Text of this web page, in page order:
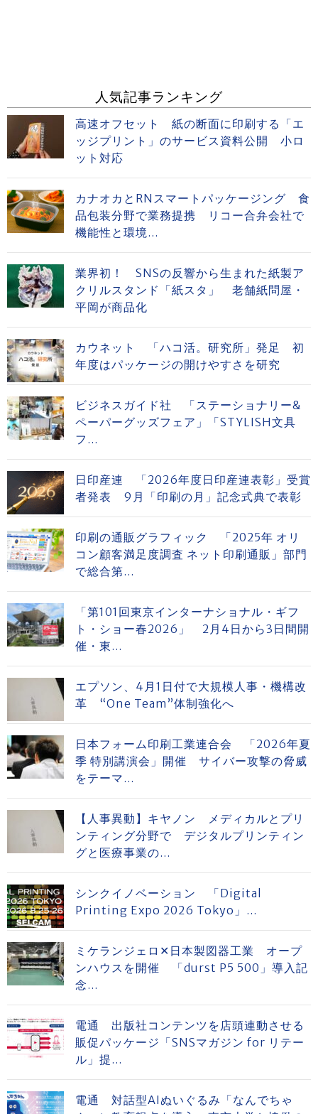
人気記事ランキング
高速オフセット 紙の断面に印刷する「エ
ッジプリント」のサービス資料公開 小ロ
ット対応
カナオカとRNスマートパッケージング 食
品包装分野で業務提携 リコー合弁会社で
機能性と環境...
業界初！ SNSの反響から生まれた紙製ア
クリルスタンド「紙スタ」 老舗紙問屋・
平岡が商品化
カウネット 「ハコ活。研究所」発足 初
年度はパッケージの開けやすさを研究
ビジネスガイド社 「ステーショナリー&
ペーパーグッズフェア」「STYLISH文具
フ...
日印産連 「2026年度日印産連表彰」受賞
者発表 9月「印刷の月」記念式典で表彰
印刷の通販グラフィック 「2025年 オリ
コン顧客満足度調査 ネット印刷通販」部門
で総合第...
「第101回東京インターナショナル・ギフ
ト・ショー春2026」 2月4日から3日間開
催・東...
エプソン、4月1日付で大規模人事・機構改
革 “One Team”体制強化へ
日本フォーム印刷工業連合会 「2026年夏
季 特別講演会」開催 サイバー攻撃の脅威
をテーマ...
【人事異動】キヤノン メディカルとプリ
ンティング分野で デジタルプリンティン
グと医療事業の...
シンクイノベーション 「Digital
Printing Expo 2026 Tokyo」...
ミケランジェロ✕日本製図器工業 オープ
ンハウスを開催 「durst P5 500」導入記
念...
電通 出版社コンテンツを店頭連動させる
販促パッケージ「SNSマガジン for リテー
ル」提...
電通 対話型AIぬいぐるみ「なんでちゃ